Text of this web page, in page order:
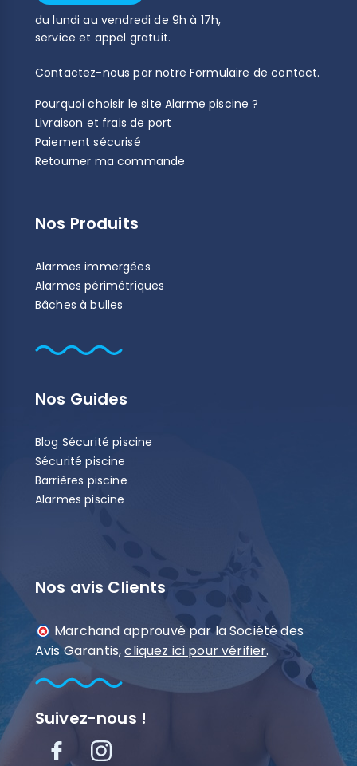
dulundi au vendredi de 9h à 17h,
service et appel gratuit.
Contactez-nous par notre Formulaire de contact.
Pourquoi choisir le site Alarme piscine ?
Livraison et frais de port
Paiement sécurisé
Retourner ma commande
Nos Produits
Alarmes immergées
Alarmes périmétriques
Bâches à bulles
Nos Guides
Blog Sécurité piscine
Sécurité piscine
Barrières piscine
Alarmes piscine
Nos avis Clients
Marchand approuvé par la Société des
Avis Garantis,cliquez ici pour vérifier.
Suivez-nous !